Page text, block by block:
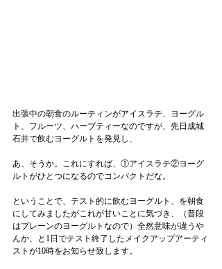
出張中の朝食のルーティンがアイスラテ、ヨーグル
ト、フルーツ、ハーブティーなのですが、先日成城
石井で飲むヨーグルトを発見し、
あ、そうか。これにすれば、①アイスラテ②ヨーグ
ルトがひとつになるのでコンパクトだな。
ということで、テスト的に飲むヨーグルト、を朝食
にしてみましたがこれが甘いことに気づき、（普段
はプレーンのヨーグルトなので）全然意味が違うや
んか、と1日でテスト終了したメイクアップアーティ
ストが10時をお知らせ致します。